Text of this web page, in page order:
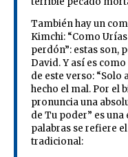
También hay un
Kimchi: “Como
perdón”: estas son,
David. Y así es
de este verso: “Solo
hecho el mal. Por el
pronuncia una
de Tu poder” es
palabras se refiere
tradicional: